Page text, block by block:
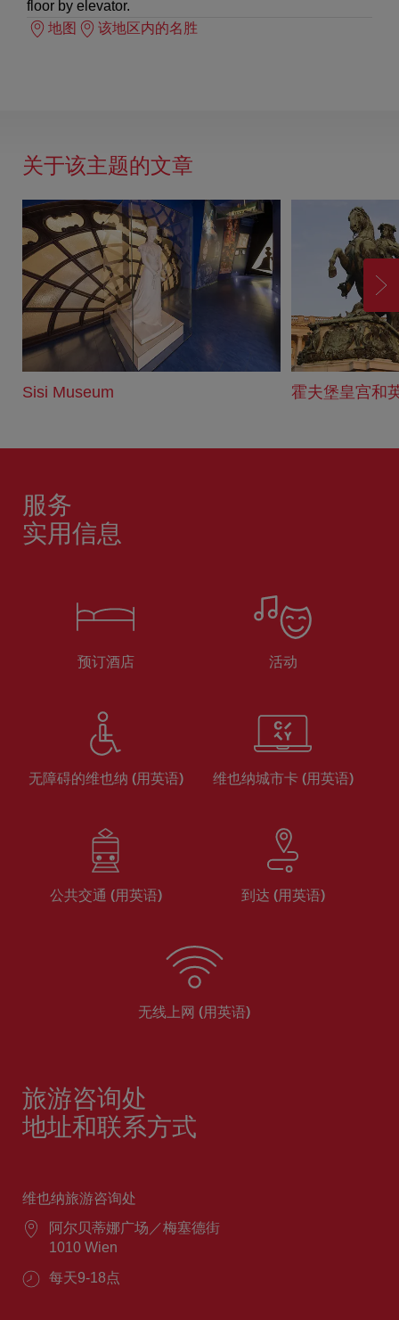
floor by elevator.
地图
该地区内的名胜
关于该主题的文章
Sisi Museum 霍夫堡皇宫和
前
进
服务
实用信息
预订酒店 活动
无障碍的维也纳 (用英语) 维也纳城市卡 (用英语)
公共交通 (用英语) 到达 (用英语)
无线上网 (用英语)
旅游咨询处
地址和联系方式
维也纳旅游咨询处
阿尔贝蒂娜广场／梅塞德街
1010 Wien
每天9-18点